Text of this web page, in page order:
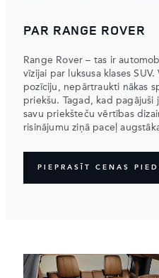
PAR RANGE ROVER
Range Rover – tas ir
vīzijai par luksusa klases
pozīciju, nepārtraukti nākas
priekšu. Tagad, kad pagājuši
savu priekšteču vērtības
risinājumu ziņā paceļ
PIEPRASĪT CENAS